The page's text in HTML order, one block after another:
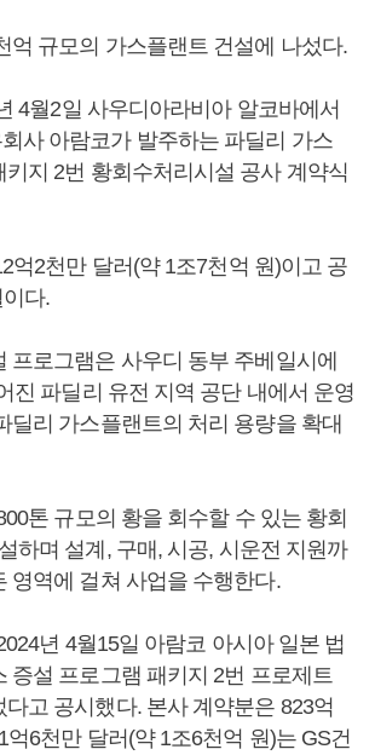
억 규모의 가스플랜트 건설에 나섰다.
4월2일 사우디아라비아 알코바에서
사 아람코가 발주하는 파딜리 가스
키지 2번 황회수처리시설 공사 계약식
억2천만 달러(약 1조7천억 원)이고 공
다.
프로그램은 사우디 동부 주베일시에
진 파딜리 유전 지역 공단 내에서 운영
딜리 가스플랜트의 처리 용량을 확대
톤 규모의 황을 회수할 수 있는 황회
하며 설계, 구매, 시공, 시운전 지원까
영역에 걸쳐 사업을 수행한다.
년 4월15일 아람코 아시아 일본 법
증설 프로그램 패키지 2번 프로제트
고 공시했다. 본사 계약분은 823억
억6천만 달러(약 1조6천억 원)는 GS건